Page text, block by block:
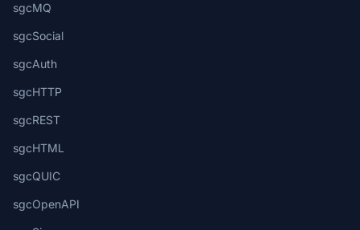
sgcMQ
sgcSocial
sgcAuth
sgcHTTP
sgcREST
sgcHTML
sgcQUIC
sgcOpenAPI